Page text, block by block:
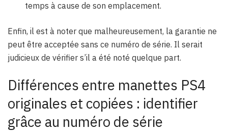
temps à cause de son emplacement.
Enfin, il est à noter que malheureusement, la garantie ne
peut être acceptée sans ce numéro de série. Il serait
judicieux de vérifier s’il a été noté quelque part.
Différences entre manettes PS4
originales et copiées : identifier
grâce au numéro de série